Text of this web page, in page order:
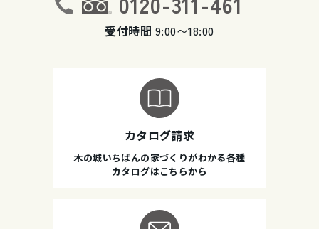
受付時間 9:00〜18:00
カタログ請求
木の城いちばんの家づくりがわかる各種
カタログはこちらから